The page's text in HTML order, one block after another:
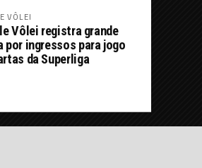
VÔLEI
Vôlei registra grande
por ingressos para jogo
da Superliga